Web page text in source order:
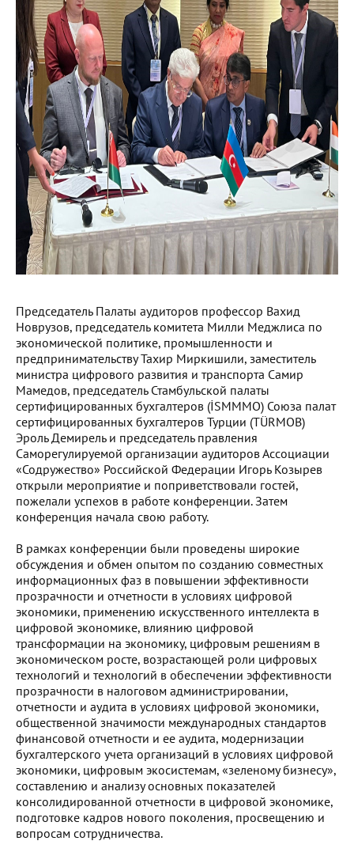
Председатель Палаты аудиторов профессор Вахид
Новрузов, председатель комитета Милли Меджлиса по
экономической политике, промышленности и
предпринимательству Тахир Миркишили, заместитель
министра цифрового развития и транспорта Самир
Мамедов, председатель Стамбульской палаты
сертифицированных бухгалтеров (İSMMMO) Союза палат
сертифицированных бухгалтеров Турции (TÜRMOB)
Эроль Демирель и председатель правления
Саморегулируемой организации аудиторов Ассоциации
«Содружество» Российской Федерации Игорь Козырев
открыли мероприятие и поприветствовали гостей,
пожелали успехов в работе конференции. Затем
конференция начала свою работу.
В рамках конференции были проведены широкие
обсуждения и обмен опытом по созданию совместных
информационных фаз в повышении эффективности
прозрачности и отчетности в условиях цифровой
экономики, применению искусственного интеллекта в
цифровой экономике, влиянию цифровой
трансформации на экономику, цифровым решениям в
экономическом росте, возрастающей роли цифровых
технологий и технологий в обеспечении эффективности
прозрачности в налоговом администрировании,
отчетности и аудита в условиях цифровой экономики,
общественной значимости международных стандартов
финансовой отчетности и ее аудита, модернизации
бухгалтерского учета организаций в условиях цифровой
экономики, цифровым экосистемам, «зеленому бизнесу»,
составлению и анализу основных показателей
консолидированной отчетности в цифровой экономике,
подготовке кадров нового поколения, просвещению и
вопросам сотрудничества.